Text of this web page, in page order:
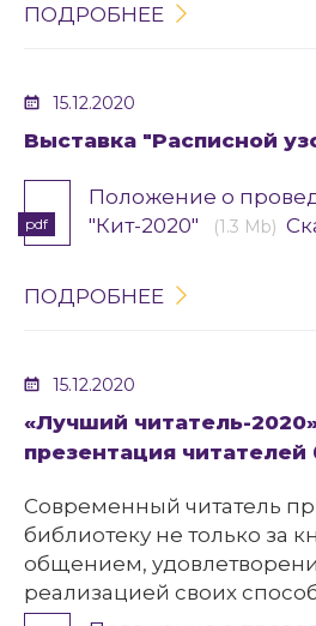
ПОДРОБНЕЕ
15.12.2020
Выставка "Расписной
pdf
Положение о
"Кит-2020"
(1.3 Mb)
ПОДРОБНЕЕ
15.12.2020
«Лучший читатель-
презентация читателей
Современный читатель
библиотеку не только за
общением,
реализацией своих